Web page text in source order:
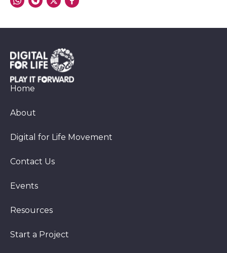
Home
About
Digital for Life Movement
Contact Us
Events
Resources
Start a Project